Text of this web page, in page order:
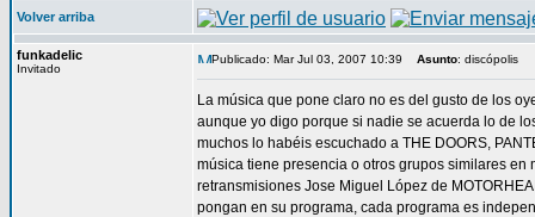
Volver arriba
funkadelic
Invitado
Publicado: Mar Jul 03, 2007 10:39 Asunto: discópolis
La música que pone claro no es del gusto de los
aunque yo digo porque si nadie se acuerda lo de
muchos lo habéis escuchado a THE DOORS,
música tiene presencia o otros grupos similares
retransmisiones Jose Miguel López de
pongan en su programa, cada programa es